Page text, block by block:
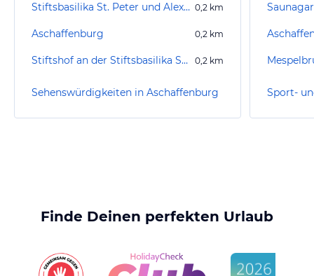
Stiftsbasilika St. Peter und Alexander 0,2 km
Aschaffenburg 0,2 km
Stiftshof an der Stiftsbasilika Sankt Peter und Alexander 0,2 km
Sehenswürdigkeiten in Aschaffenburg
Finde Deinen perfekten Urlaub